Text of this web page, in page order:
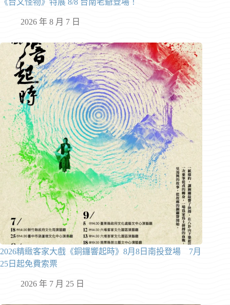
2026 年 8 月 7 日
2026精緻客家大戲《銅鑼響起時》8月8日南投登場 7月
25日起免費索票
2026 年 7 月 25 日